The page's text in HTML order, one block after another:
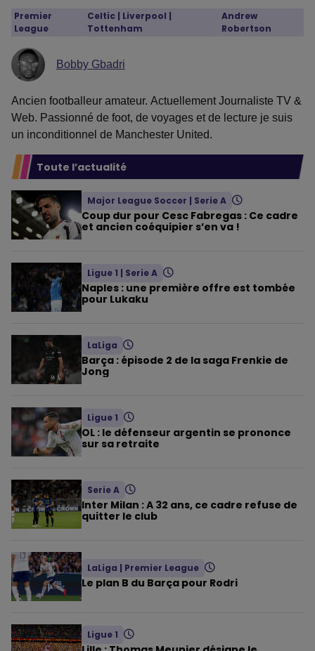
Premier
League
Celtic | Liverpool
Tottenham
Andrew
Robertson
Bobby Gbadri
Ancien footballeur amateur. Actuellement Journaliste TV &
Web. Passionné de foot, de voyages et de lecture je suis
un inconditionnel de Manchester United.
Toute l’actualité
Major League Soccer | Serie A
Coup dur pour Cesc Fabregas : Ce cadre
et ancien coéquipier s’en va !
Ligue 1 | Serie A
Naples : une première offre est tombée
pour Lukaku
LaLiga
Barça : épisode 2 de la saga Frenkie de
Jong
Ligue 1
OL : le défenseur argentin se prononce
sur sa retraite
Serie A
Inter Milan : A 32 ans, ce cadre refuse de
quitter le club
LaLiga | Premier League
Le plan B du Barça pour Rodri
Ligue 1